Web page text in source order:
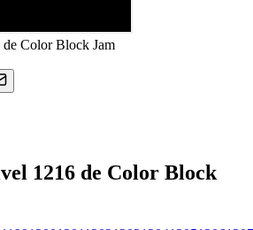
Color Block Jam
1216 de Color Block